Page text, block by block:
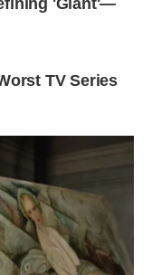
Вийшла Таїсія
Олена відчувала
легко і просторо.
її за руку і
братики у мене
виросту, всьому
тебе годувати …